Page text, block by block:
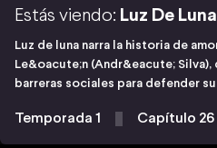
Estás viendo: Luz De Luna
Luz de luna narra la historia de
Le&oacute;n (Andr&eacute;
barreras sociales para defender su
Temporada 1 Capítulo 26